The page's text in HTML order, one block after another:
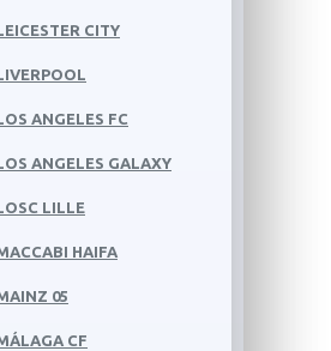
CITY
ANGELES FC
ANGELES GALAXY
LILLE
HAIFA
05
CF